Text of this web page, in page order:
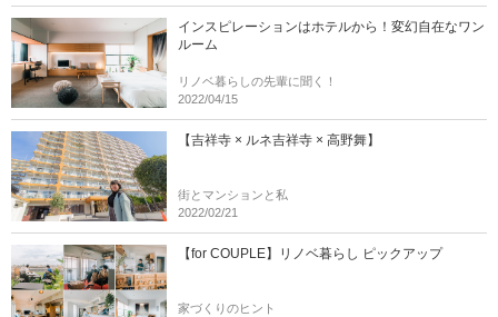
インスピレーションはホテルから！変幻自在なワン
ルーム
リノベ暮らしの先輩に聞く！
2022/04/15
【吉祥寺 × ルネ吉祥寺 × 高野舞】
街とマンションと私
2022/02/21
【for COUPLE】リノベ暮らし ピックアップ
家づくりのヒント